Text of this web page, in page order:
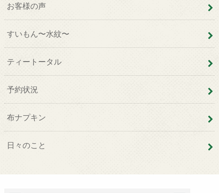
お客様の声
すいもん〜水紋〜
ティートータル
予約状況
布ナプキン
日々のこと